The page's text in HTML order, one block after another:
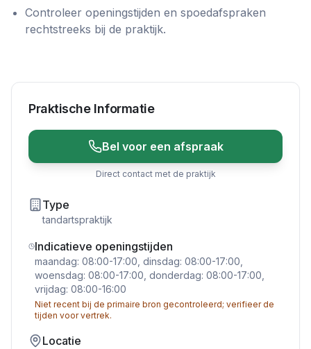
Controleer openingstijden en spoedafspraken
rechtstreeks bij de praktijk.
Praktische Informatie
Bel voor een afspraak
Direct contact met de praktijk
Type
tandartspraktijk
Indicatieve openingstijden
maandag: 08:00-17:00, dinsdag: 08:00-17:00,
woensdag: 08:00-17:00, donderdag: 08:00-17:00,
vrijdag: 08:00-16:00
Niet recent bij de primaire bron gecontroleerd; verifieer de
tijden voor vertrek.
Locatie